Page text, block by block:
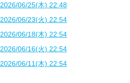
2026/06/25(木) 22:48
2026/06/23(火) 22:54
2026/06/18(木) 22:54
2026/06/16(火) 22:54
2026/06/11(木) 22:54